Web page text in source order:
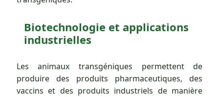
Biotechnologie et applications
industrielles
Les animaux transgéniques permettent de
produire des produits pharmaceutiques, des
vaccins et des produits industriels de manière